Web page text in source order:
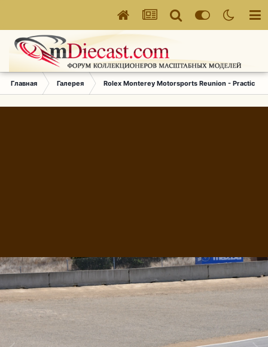
Главная Галерея Rolex Monterey Motorsports Reunion - Practice